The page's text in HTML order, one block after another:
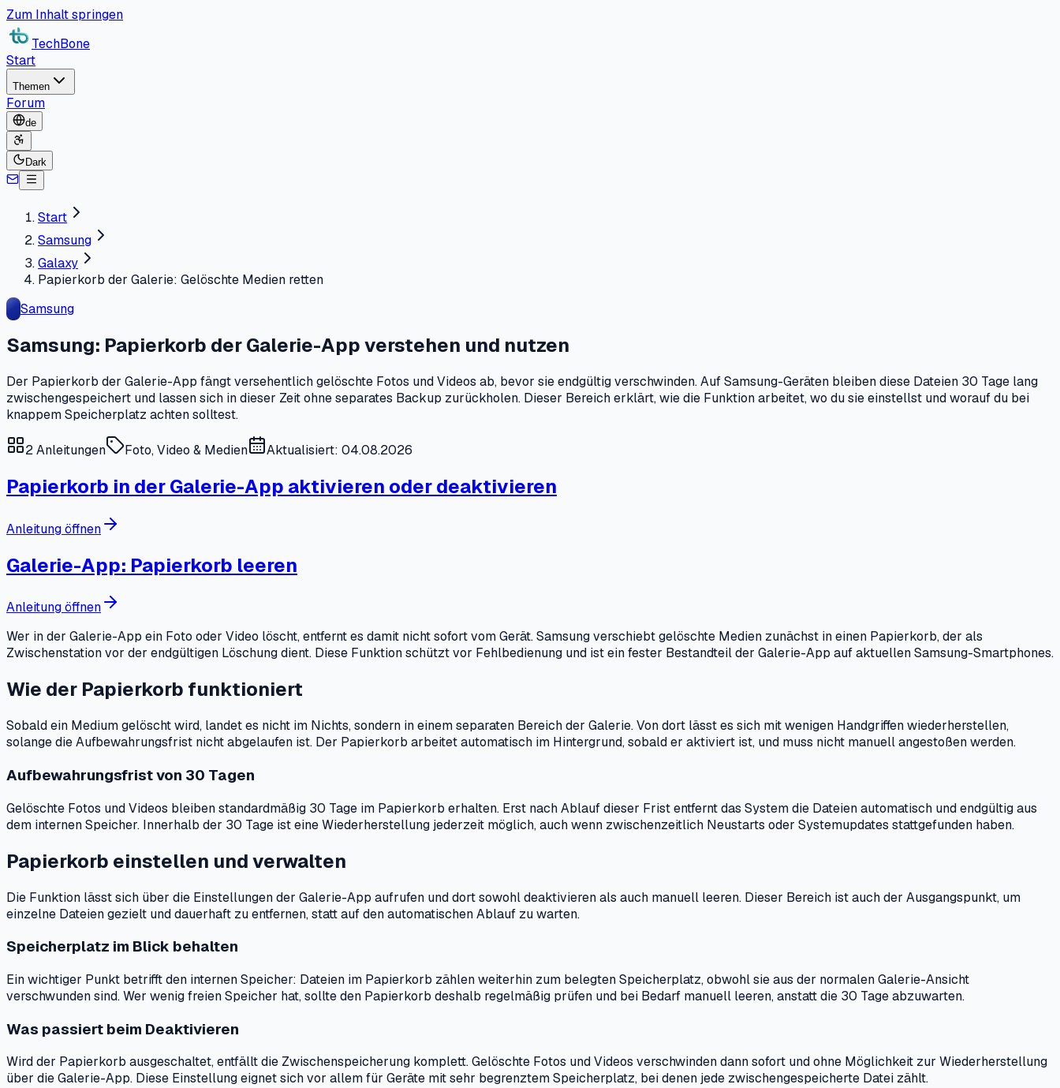
Zum Inhalt springen
TechBone
Start
Themen
Forum
de
Dark
Start
Samsung
Galaxy
Papierkorb der Galerie: Gelöschte Medien retten
Samsung
Samsung: Papierkorb der Galerie-App verstehen und nutzen
Der Papierkorb der Galerie-App fängt versehentlich gelöschte Fotos und Videos ab, bevor sie endgültig verschwinden. Auf Samsung-Geräten bleiben diese Dateien 30 Tage lang
zwischengespeichert und lassen sich in dieser Zeit ohne separates Backup zurückholen. Dieser Bereich erklärt, wie die Funktion arbeitet, wo du sie einstellst und worauf du bei
knappem Speicherplatz achten solltest.
2Anleitungen Foto, Video & Medien Aktualisiert: 04.08.2026
Papierkorb in der Galerie-App aktivieren oder deaktivieren
Anleitung öffnen
Galerie-App: Papierkorb leeren
Anleitung öffnen
Wer in der Galerie-App ein Foto oder Video löscht, entfernt es damit nicht sofort vom Gerät. Samsung verschiebt gelöschte Medien zunächst in einen Papierkorb, der als
Zwischenstation vor der endgültigen Löschung dient. Diese Funktion schützt vor Fehlbedienung und ist ein fester Bestandteil der Galerie-App auf aktuellen Samsung-Smartphones.
Wie der Papierkorb funktioniert
Sobald ein Medium gelöscht wird, landet es nicht im Nichts, sondern in einem separaten Bereich der Galerie. Von dort lässt es sich mit wenigen Handgriffen wiederherstellen,
solange die Aufbewahrungsfrist nicht abgelaufen ist. Der Papierkorb arbeitet automatisch im Hintergrund, sobald er aktiviert ist, und muss nicht manuell angestoßen werden.
Aufbewahrungsfrist von 30 Tagen
Gelöschte Fotos und Videos bleiben standardmäßig 30 Tage im Papierkorb erhalten. Erst nach Ablauf dieser Frist entfernt das System die Dateien automatisch und endgültig aus
dem internen Speicher. Innerhalb der 30 Tage ist eine Wiederherstellung jederzeit möglich, auch wenn zwischenzeitlich Neustarts oder Systemupdates stattgefunden haben.
Papierkorb einstellen und verwalten
Die Funktion lässt sich über die Einstellungen der Galerie-App aufrufen und dort sowohl deaktivieren als auch manuell leeren. Dieser Bereich ist auch der Ausgangspunkt, um
einzelne Dateien gezielt und dauerhaft zu entfernen, statt auf den automatischen Ablauf zu warten.
Speicherplatz im Blick behalten
Ein wichtiger Punkt betrifft den internen Speicher: Dateien im Papierkorb zählen weiterhin zum belegten Speicherplatz, obwohl sie aus der normalen Galerie-Ansicht
verschwunden sind. Wer wenig freien Speicher hat, sollte den Papierkorb deshalb regelmäßig prüfen und bei Bedarf manuell leeren, anstatt die 30 Tage abzuwarten.
Was passiert beim Deaktivieren
Wird der Papierkorb ausgeschaltet, entfällt die Zwischenspeicherung komplett. Gelöschte Fotos und Videos verschwinden dann sofort und ohne Möglichkeit zur Wiederherstellung
über die Galerie-App. Diese Einstellung eignet sich vor allem für Geräte mit sehr begrenztem Speicherplatz, bei denen jede zwischengespeicherte Datei zählt.